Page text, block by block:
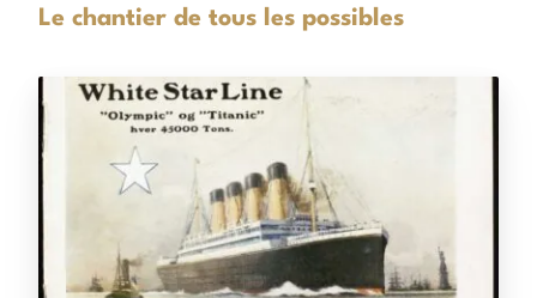
Le chantier de tous les possibles